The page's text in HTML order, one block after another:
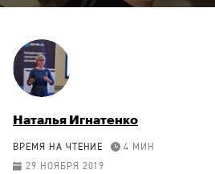
Наталья Игнатенко
ВРЕМЯ НА ЧТЕНИЕ
4 МИН
29 НОЯБРЯ 2019